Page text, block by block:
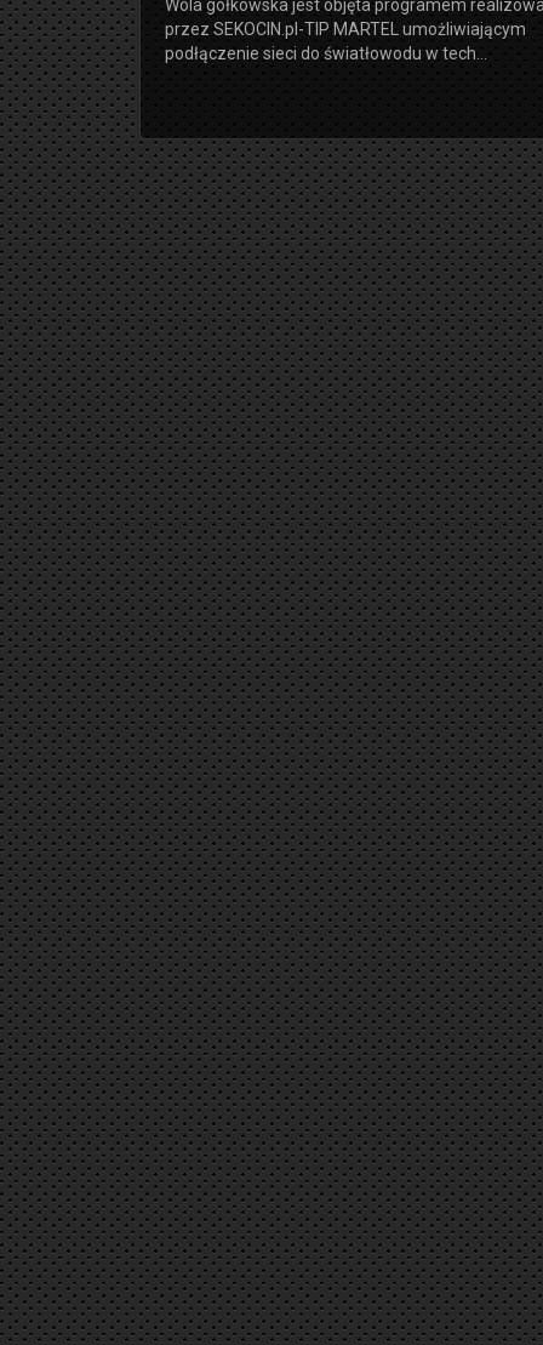
Wola gołkowska jest objęta programem
przez SEKOCIN.pl-TIP MARTEL umożliwiającym
podłączenie sieci do światłowodu w tech...